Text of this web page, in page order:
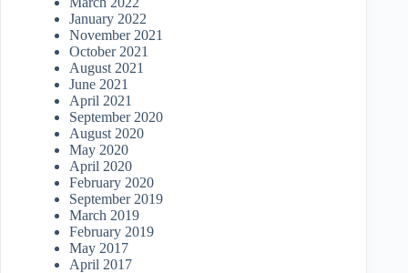
January 2022
November 2021
October 2021
August 2021
June 2021
April 2021
September 2020
August 2020
May 2020
April 2020
February 2020
September 2019
March 2019
February 2019
May 2017
April 2017